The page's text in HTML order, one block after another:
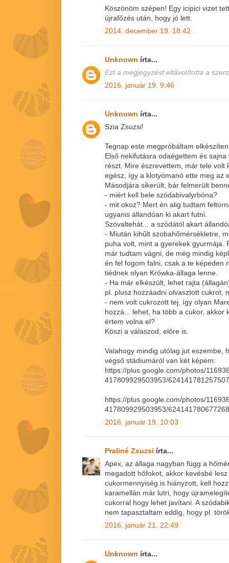
Köszönöm szépen! Egy icipici vizet
újrafőzés után, hogy jó lett.
2014. december 19. 18:42
Unknown írta...
Ezt a megjegyzést eltávolította a
2016. január 19. 9:46
Unknown írta...
Szia Zsuzsi!
Tegnap este megpróbáltam
Első nekifutásra odaégettem és
részt. Mire észrevettem, már tele volt
egész, így a klotyómanó ette meg az
Másodjára sikerült, bár felmerült
- miért kell bele szódabivalyrbóna?
- mit okoz? Mert én alig tudtam
ugyanis állandóan ki akart futni.
Szóvaltehát... a szódától akart
- Miután kihűlt szobahőmérsékletre,
puha volt, mint a gyerekek gyurmája.
már tudtam vágni, de még mindig
én fel fogom falni, csak a te képeden
tiédnek olyan Krówka-állaga lenne.
- Ha már elkészült, lehet rajta
pl. plusz hozzáadni olvasztott cukrot,
- nem volt cukrozott tej, így olyan
hozzá... lehet, ha több a cukor, akkor
értem volna el?
Köszi a válaszod, előre is.
Valahogy mindig utólag jut eszembe,
végső stádiumáról van két képem:
https://plus.google.com/photos/
417809929503953/
https://plus.google.com/photos/
417809929503953/
2016. január 19. 10:03
Praliné Zsuzsi írta...
Apex, az állaga nagyban függ a
megadott hőfokot, akkor kevésbé
cukormennyiség is hiányzott, kell
karamellán már lutri, hogy
cukorral hogy lehet javítani. A
nem tapasztaltam eddig, hogy pl.
2016. január 21. 22:49
Unknown írta...